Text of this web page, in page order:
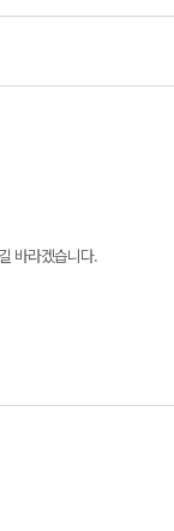
바라겠습니다.